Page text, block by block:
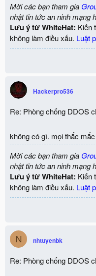
Mời các bạn tham gia
nhật tin tức an ninh mạng
Lưu ý từ WhiteHat: Kiến
không làm điều xấu. Luật
Hackerpro536
Re: Phòng chống DDOS
không có gì. mọi thắc
Mời các bạn tham gia
nhật tin tức an ninh mạng
Lưu ý từ WhiteHat: Kiến
không làm điều xấu. Luật
N nhtuyenbk
Re: Phòng chống DDOS